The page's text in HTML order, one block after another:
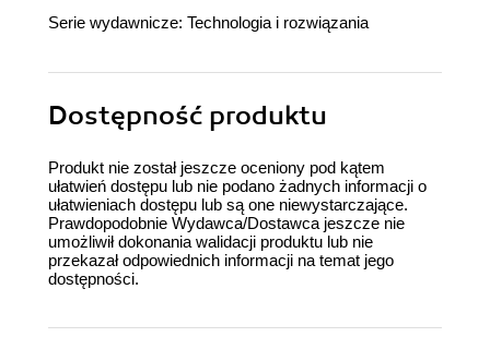
Serie wydawnicze: Technologia i rozwiązania
Dostępność produktu
Produkt nie został jeszcze oceniony pod kątem
ułatwień dostępu lub nie podano żadnych informacji o
ułatwieniach dostępu lub są one niewystarczające.
Prawdopodobnie Wydawca/Dostawca jeszcze nie
umożliwił dokonania walidacji produktu lub nie
przekazał odpowiednich informacji na temat jego
dostępności.